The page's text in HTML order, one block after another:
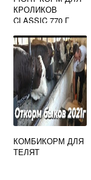
КРОЛИКОВ
CLASSIC 770 Г
КОМБИКОРМ ДЛЯ
ТЕЛЯТ